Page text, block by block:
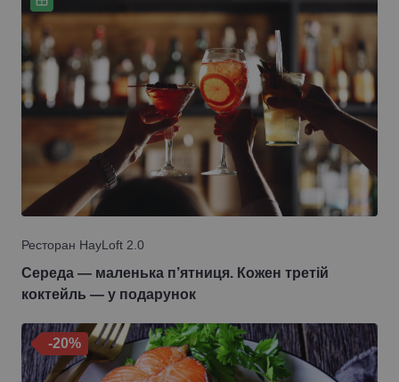
Ресторан HayLoft 2.0
Середа — маленька п’ятниця. Кожен третій
коктейль — у подарунок
-20%